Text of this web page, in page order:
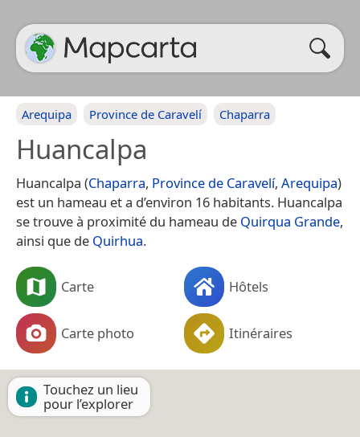
Arequipa Province de Caravelí Chaparra
Huancalpa
Huancalpa (Chaparra, Province de Caravelí, Arequipa)
est un hameau et a d’environ 16 habitants. Huancalpa
se trouve à proximité du hameau de Quirqua Grande,
ainsi que de Quirhua.
Carte Hôtels
Carte photo Itinéraires
Touchez un lieu
pour l’explorer